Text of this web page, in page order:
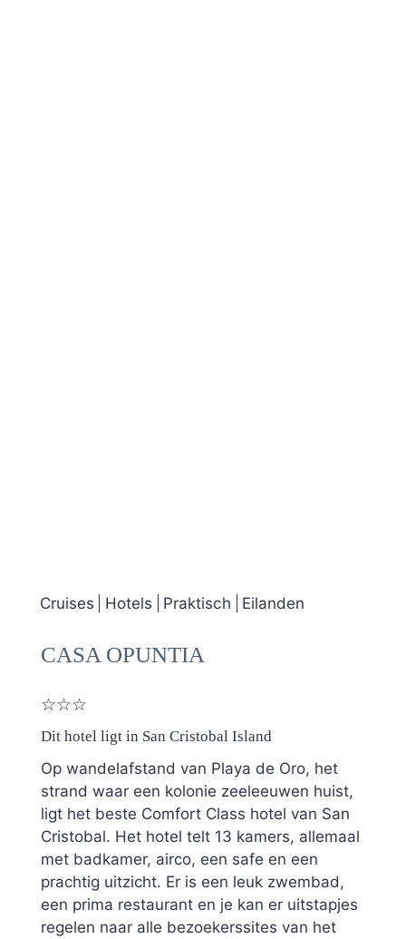
Cruises Hotels Praktisch Eilanden
CASA OPUNTIA
☆☆☆
Dit hotel ligt in San Cristobal Island
Op wandelafstand van Playa de Oro, het
strand waar een kolonie zeeleeuwen huist,
ligt het beste Comfort Class hotel van San
Cristobal. Het hotel telt 13 kamers, allemaal
met badkamer, airco, een safe en een
prachtig uitzicht. Er is een leuk zwembad,
een prima restaurant en je kan er uitstapjes
regelen naar alle bezoekerssites van het